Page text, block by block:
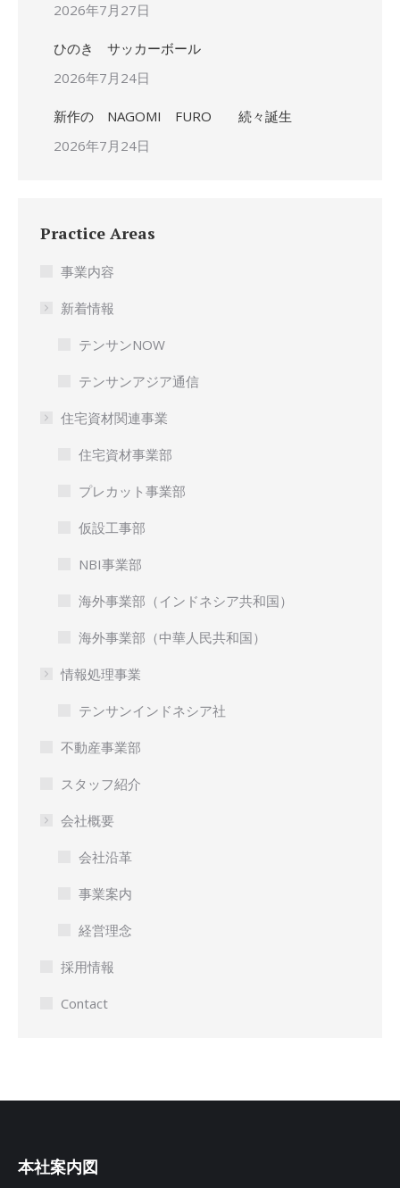
2026年7月27日
ひのき サッカーボール
2026年7月24日
新作の NAGOMI FURO 続々誕生
2026年7月24日
Practice Areas
事業内容
新着情報
テンサンNOW
テンサンアジア通信
住宅資材関連事業
住宅資材事業部
プレカット事業部
仮設工事部
NBI事業部
海外事業部（インドネシア共和国）
海外事業部（中華人民共和国）
情報処理事業
テンサンインドネシア社
不動産事業部
スタッフ紹介
会社概要
会社沿革
事業案内
経営理念
採用情報
Contact
本社案内図